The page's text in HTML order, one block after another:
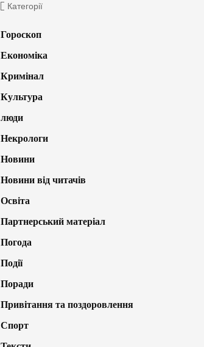
Категорії
Гороскоп
Економіка
Кримінал
Культура
люди
Некрологи
Новини
Новини від читачів
Освіта
Партнерський матеріал
Погода
Події
Поради
Привітання та поздоровлення
Спорт